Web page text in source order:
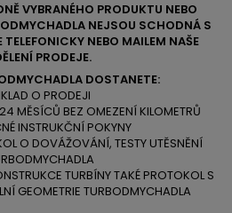
VYBRANÉHO PRODUKTU NEBO
NEJSOU SCHODNÁ S
NEBO MAILEM NAŠE
PRODEJE.
DOSTANETE:
O PRODEJI
MĚSÍCŮ BEZ OMEZENÍ KILOMETRŮ
INSTRUKČNÍ POKYNY
O DOVÁŽOVÁNÍ, TESTY UTĚSNĚNÍ
TURBÍNY TAKÉ PROTOKOL S
GEOMETRIE TURBODMYCHADLA